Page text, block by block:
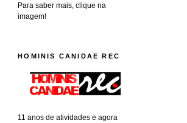
Para saber mais, clique na
imagem!
HOMINIS CANIDAE REC
11 anos de atividades e agora